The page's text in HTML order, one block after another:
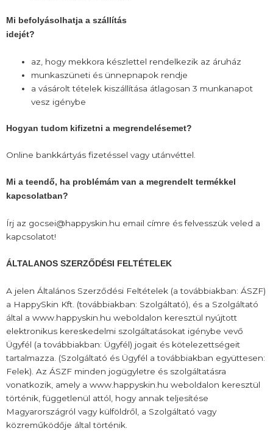
Mi befolyásolhatja a szállítás
idejét?
az, hogy mekkora készlettel rendelkezik az áruház
munkaszüneti és ünnepnapok rendje
a vásárolt tételek kiszállítása átlagosan 3 munkanapot
vesz igénybe
Hogyan tudom kifizetni a megrendelésemet?
Online bankkártyás fizetéssel vagy utánvéttel.
Mi a teendő, ha problémám van a megrendelt termékkel
kapcsolatban?
Írj az gocsei@happyskin.hu email címre és felvesszük veled a
kapcsolatot!
ÁLTALANOS SZERZŐDÉSI FELTÉTELEK
A jelen Általános Szerződési Feltételek (a továbbiakban: ÁSZF)
a HappySkin Kft. (továbbiakban: Szolgáltató), és a Szolgáltató
által a www.happyskin.hu weboldalon keresztül nyújtott
elektronikus kereskedelmi szolgáltatásokat igénybe vevő
Ügyfél (a továbbiakban: Ügyfél) jogait és kötelezettségeit
tartalmazza. (Szolgáltató és Ügyfél a továbbiakban együttesen:
Felek). Az ÁSZF minden jogügyletre és szolgáltatásra
vonatkozik, amely a www.happyskin.hu weboldalon keresztül
történik, függetlenül attól, hogy annak teljesítése
Magyarországról vagy külföldről, a Szolgáltató vagy
közreműködője által történik.